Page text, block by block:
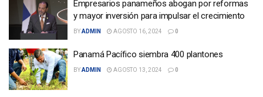
Empresarios panameños abogan por reformas
y mayor inversión para impulsar el crecimiento
BYADMIN AGOSTO 16, 2024 0
Panamá Pacífico siembra 400 plantones
BYADMIN AGOSTO 13, 2024 0